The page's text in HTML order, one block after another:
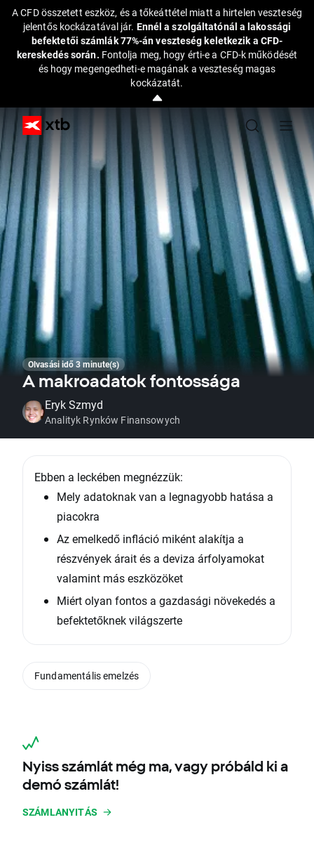
A CFD összetett eszköz, és a tőkeáttétel miatt a hirtelen veszteség
jelentős kockázatával jár. Ennél a szolgáltatónál a lakossági
befektetői számlák 77%-án veszteség keletkezik a CFD-
kereskedés során. Fontolja meg, hogy érti-e a CFD-k működését
és hogy megengedheti-e magának a veszteség magas
kockázatát.
Olvasási idő 3 minute(s)
A makroadatok fontossága
Eryk Szmyd
Analityk Rynków Finansowych
Ebben a leckében megnézzük:
Mely adatoknak van a legnagyobb hatása a
piacokra
Az emelkedő infláció miként alakítja a
részvények árait és a deviza árfolyamokat
valamint más eszközöket
Miért olyan fontos a gazdasági növekedés a
befektetőknek világszerte
Nyiss számlát még ma, vagy próbáld ki a
demó számlát!
SZÁMLANYITÁS
Fundamentális emelzés